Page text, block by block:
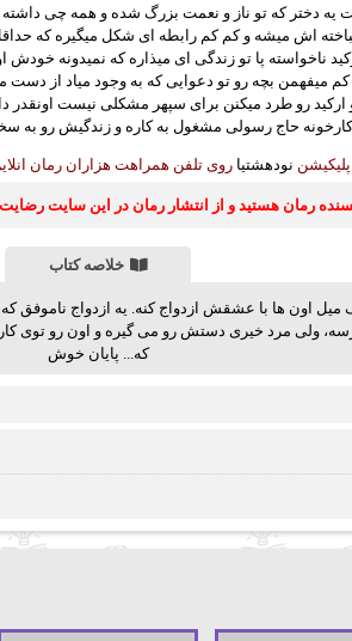
یه دختر که تو ناز و نعمت بزرگ شده و همه چی
اش میشه و کم کم رابطه ای شکل میگیره که
ناخواسته پا تو زندگی ای میذاره که نمیدونه خودش
میفهمن بچه رو تو دعوایی که به وجود میاد از دست
ارکید رو طرد میکنن برای سپهر مشکلی نیست اونقدر
کارخونه حاج رسولی مشغول به کاره و زندگیش رو
نودهشتیا روی تلفن همراهت هزاران رمان
رمان هستید و از انتشار رمان در این سایت
خلاصه کتاب
میل اون ها با عشقش ازدواج کنه. یه ازدواج ناموفق
ولی مرد خیری دستش رو می گیره و اون رو توی
که... پایان خوش